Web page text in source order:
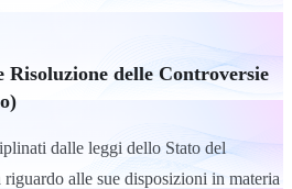
Risoluzione delle Controversie
dalle leggi dello Stato del
alle sue disposizioni in materia